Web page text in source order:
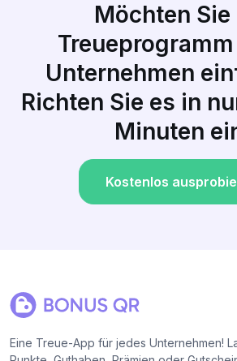
Möchten Sie
Unternehmen
Richten Sie es in
Minuten
Kostenlos
Eine Treue-App für jedes Unternehmen!